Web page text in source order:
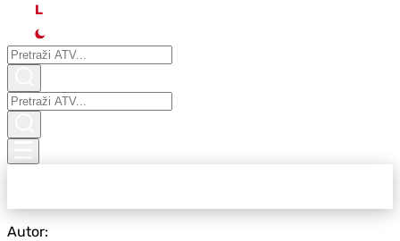
L
Autor: